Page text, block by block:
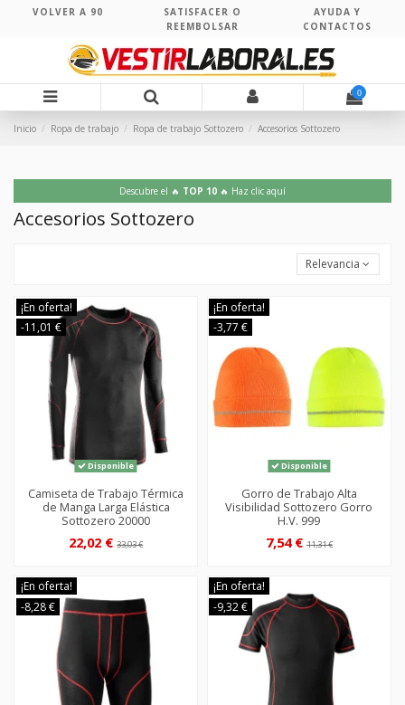
VOLVER A 90
SATISFACER O
REEMBOLSAR
AYUDA Y
CONTACTOS
0
Inicio Ropa de trabajo Ropa de trabajo Sottozero Accesorios Sottozero
Descubre el 🔥 TOP 10 🔥 Haz clic aquí
Accesorios Sottozero
Relevancia
¡En oferta!
-11,01 €
Disponible
Camiseta de Trabajo Térmica
de Manga Larga Elástica
Sottozero 20000
22,02 €33,03 €
¡En oferta!
-3,77 €
Disponible
Gorro de Trabajo Alta
Visibilidad Sottozero Gorro
H.V. 999
7,54 €11,31 €
¡En oferta!
-8,28 €
¡En oferta!
-9,32 €